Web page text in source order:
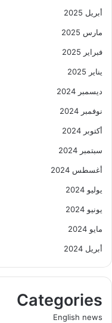
أبريل 2025
مارس 2025
فبراير 2025
يناير 2025
ديسمبر 2024
نوفمبر 2024
أكتوبر 2024
سبتمبر 2024
أغسطس 2024
يوليو 2024
يونيو 2024
مايو 2024
أبريل 2024
Categories
English news